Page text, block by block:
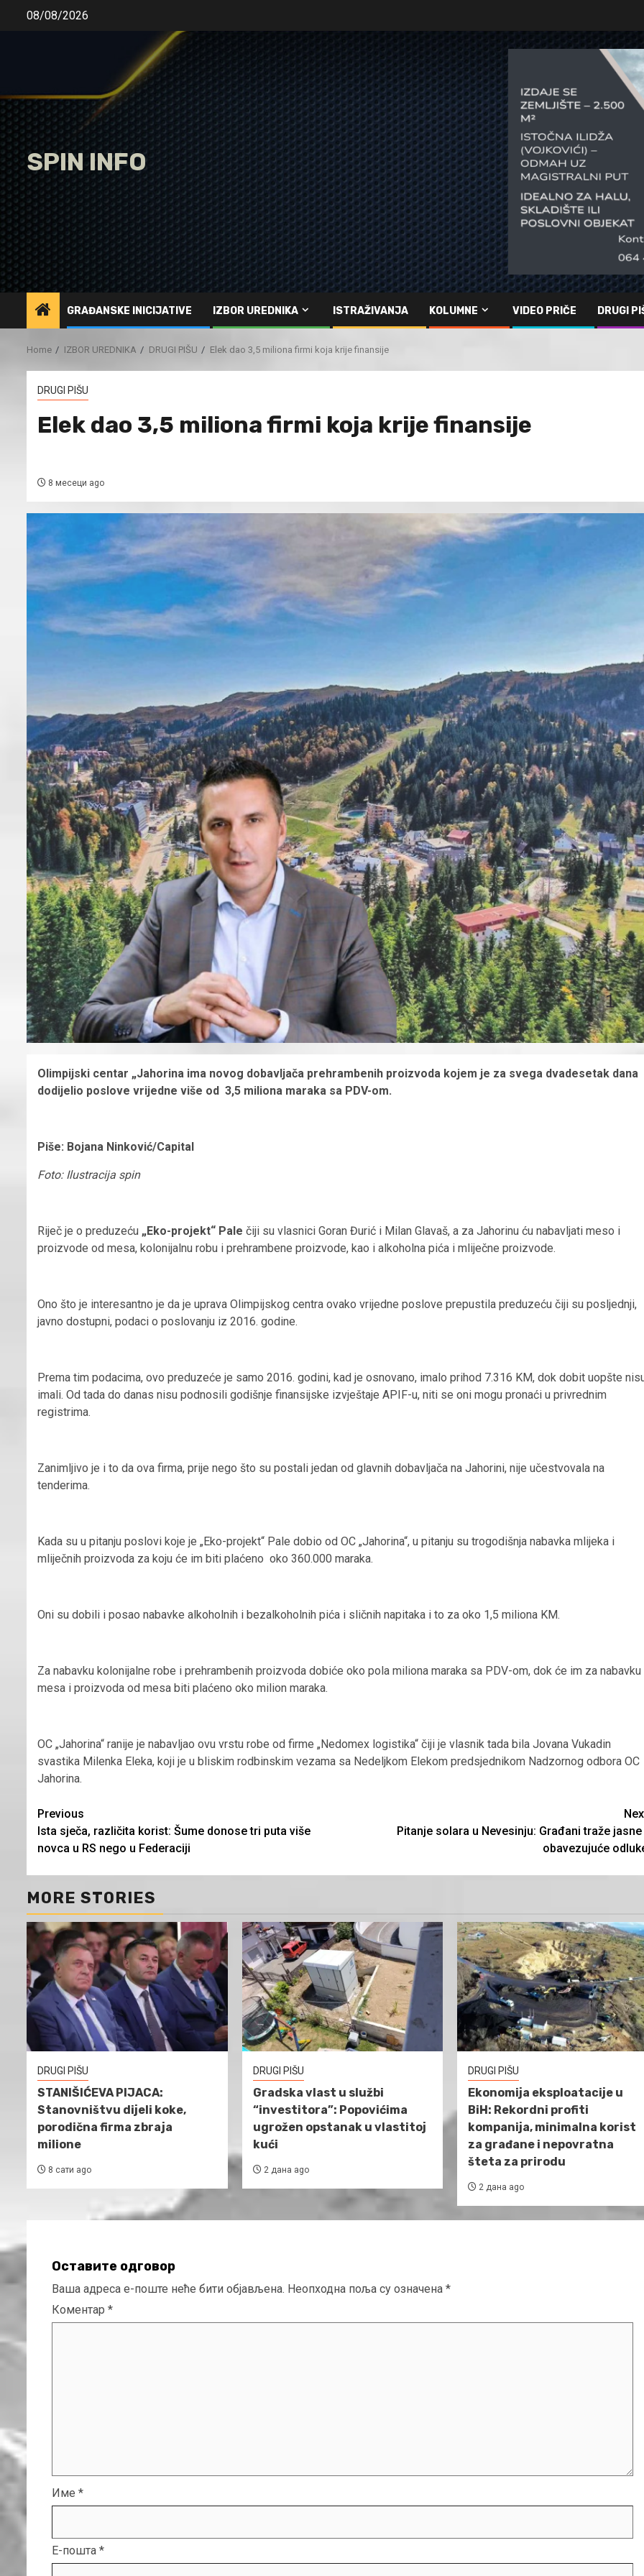
08/08/2026
SPIN INFO
GRAĐANSKE INICIJATIVE IZBOR UREDNIKA ISTRAŽIVANJA KOLUMNE VIDEO PRIČE DRUGI
Home IZBOR UREDNIKA DRUGI PIŠU Elek dao 3,5 miliona firmi koja krije finansije
DRUGI PIŠU
Elek dao 3,5 miliona firmi koja krije finansije
8 месеци ago
Olimpijski centar „Jahorina ima novog dobavljača prehrambenih proizvoda kojem je za svega dvadesetak dana
dodijelio poslove vrijedne više od 3,5 miliona maraka sa PDV-om.
Piše: Bojana Ninković/Capital
Foto: Ilustracija spin
Riječ je o preduzeću „Eko-projekt“ Pale čiji su vlasnici Goran Đurić i Milan Glavaš, a za Jahorinu ću nabavljati meso i
proizvode od mesa, kolonijalnu robu i prehrambene proizvode, kao i alkoholna pića i mliječne proizvode.
Ono što je interesantno je da je uprava Olimpijskog centra ovako vrijedne poslove prepustila preduzeću čiji su posljednji,
javno dostupni, podaci o poslovanju iz 2016. godine.
Prema tim podacima, ovo preduzeće je samo 2016. godini, kad je osnovano, imalo prihod 7.316 KM, dok dobit uopšte
imali. Od tada do danas nisu podnosili godišnje finansijske izvještaje APIF-u, niti se oni mogu pronaći u privrednim
registrima.
Zanimljivo je i to da ova firma, prije nego što su postali jedan od glavnih dobavljača na Jahorini, nije učestvovala na
tenderima.
Kada su u pitanju poslovi koje je „Eko-projekt“ Pale dobio od OC „Jahorina“, u pitanju su trogodišnja nabavka mlijeka i
mliječnih proizvoda za koju će im biti plaćeno oko 360.000 maraka.
Oni su dobili i posao nabavke alkoholnih i bezalkoholnih pića i sličnih napitaka i to za oko 1,5 miliona KM.
Za nabavku kolonijalne robe i prehrambenih proizvoda dobiće oko pola miliona maraka sa PDV-om, dok će im za nabavku
mesa i proizvoda od mesa biti plaćeno oko milion maraka.
OC „Jahorina“ ranije je nabavljao ovu vrstu robe od firme „Nedomex logistika“ čiji je vlasnik tada bila Jovana Vukadin
svastika Milenka Eleka, koji je u bliskim rodbinskim vezama sa Nedeljkom Elekom predsjednikom Nadzornog odbora OC
Jahorina.
Continue
Reading
Previous
Ista sječa, različita korist: Šume donose tri puta više
novca u RS nego u Federaciji
Pitanje solara u Nevesinju: Građani traže jasne
obavezujuće
MORE STORIES
DRUGI PIŠU
STANIŠIĆEVA PIJACA:
Stanovništvu dijeli koke,
porodična firma zbraja
milione
8 сати ago
DRUGI PIŠU
Gradska vlast u službi
“investitora”: Popovićima
ugrožen opstanak u vlastitoj
kući
2 дана ago
DRUGI PIŠU
Ekonomija eksploatacije u
BiH: Rekordni profiti
kompanija, minimalna korist
za građane i nepovratna
šteta za prirodu
2 дана ago
Оставите одговор
Ваша адреса е-поште неће бити објављена. Неопходна поља су означена *
Коментар *
Име *
Е-пошта *